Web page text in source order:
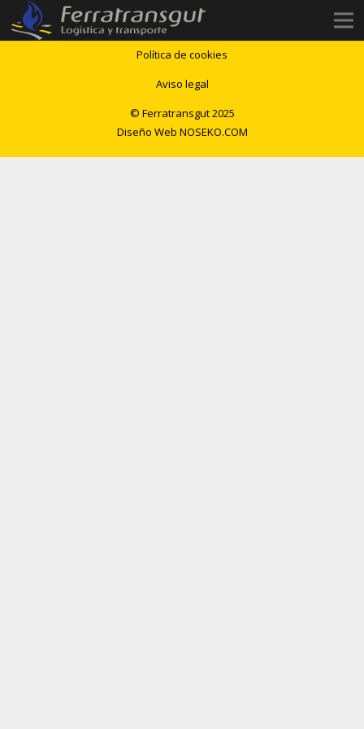
Política de privacidad
Política de cookies
Aviso legal
© Ferratransgut 2025
Diseño Web NOSEKO.COM